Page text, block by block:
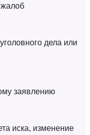
дела или
заявлению
иска, изменение